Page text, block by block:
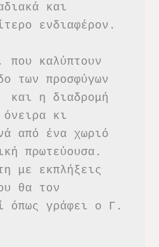
και
ενδιαφέρον.
που καλύπτουν
των προσφύγων
και η διαδρομή
κι
από ένα χωριό
πρωτεύουσα.
με εκπλήξεις
θα τον
όπως γράφει ο Γ.